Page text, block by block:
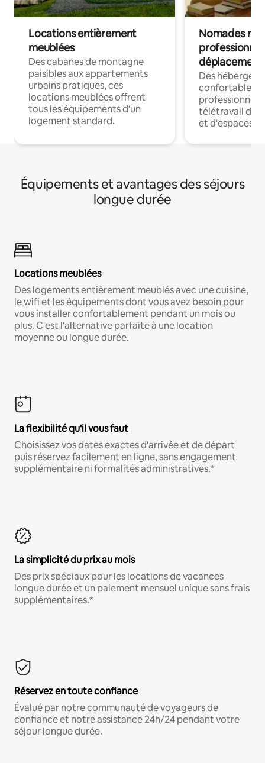
Locations entièrement
meublées
Des cabanes de montagne
paisibles aux appartements
urbains pratiques, ces
locations meublées offrent
tous les équipements d'un
logement standard.
Nomades
déplacement
Des
confortables
professionnels
télétravail
et d'espaces
Équipements et avantages des séjours
longue durée
Locations meublées
Des logements entièrement meublés avec une cuisine,
le wifi et les équipements dont vous avez besoin pour
vous installer confortablement pendant un mois ou
plus. C'est l'alternative parfaite à une location
moyenne ou longue durée.
La flexibilité qu'il vous faut
Choisissez vos dates exactes d'arrivée et de départ
puis réservez facilement en ligne, sans engagement
supplémentaire ni formalités administratives.*
La simplicité du prix au mois
Des prix spéciaux pour les locations de vacances
longue durée et un paiement mensuel unique sans frais
supplémentaires.*
Réservez en toute confiance
Évalué par notre communauté de voyageurs de
confiance et notre assistance 24h/24 pendant votre
séjour longue durée.